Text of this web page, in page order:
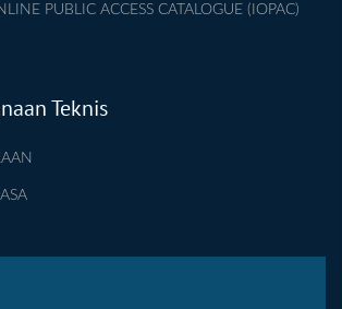
PUBLIC ACCESS CATALOGUE (IOPAC)
Teknis